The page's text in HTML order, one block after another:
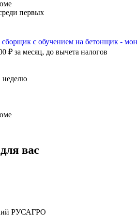
первых
сборщик с обучением на бетонщик -
₽ за месяц, до вычета налогов
неделю
вас
РУСАГРО